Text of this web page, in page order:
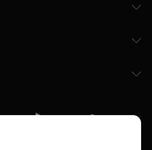
domácnost. Kompaktní rozměry 21